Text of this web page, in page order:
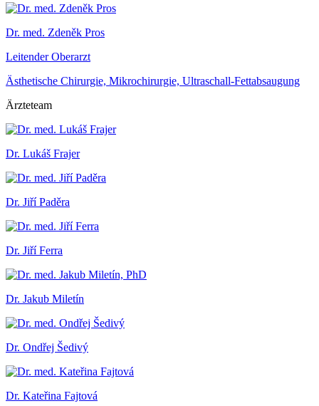
Dr. med. Zdeněk Pros
Leitender Oberarzt
Ästhetische Chirurgie, Mikrochirurgie, Ultraschall-Fettabsaugung
Ärzteteam
Dr. Lukáš Frajer
Dr. Jiří Paděra
Dr. Jiří Ferra
Dr. Jakub Miletín
Dr. Ondřej Šedivý
Dr. Kateřina Fajtová